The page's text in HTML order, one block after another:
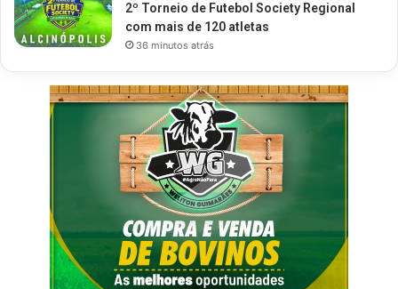
2º Torneio de Futebol Society Regional
com mais de 120 atletas
36 minutos atrás